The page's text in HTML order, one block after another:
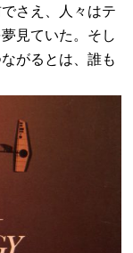
さえ、人々はテ
見ていた。そし
がるとは、誰も